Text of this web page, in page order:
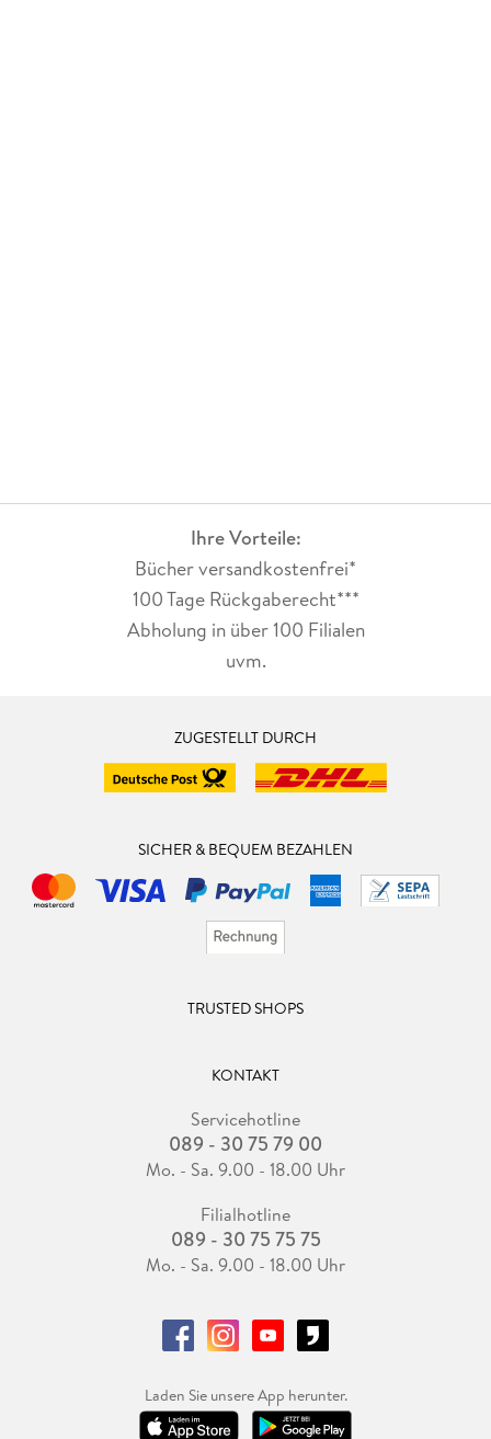
Ihre Vorteile:
Bücher versandkostenfrei*
100 Tage Rückgaberecht***
Abholung in über 100 Filialen
uvm.
ZUGESTELLT DURCH
SICHER & BEQUEM BEZAHLEN
TRUSTED SHOPS
KONTAKT
Servicehotline
089 - 30 75 79 00
Mo. - Sa. 9.00 - 18.00 Uhr
Filialhotline
089 - 30 75 75 75
Mo. - Sa. 9.00 - 18.00 Uhr
Laden Sie unsere App herunter.